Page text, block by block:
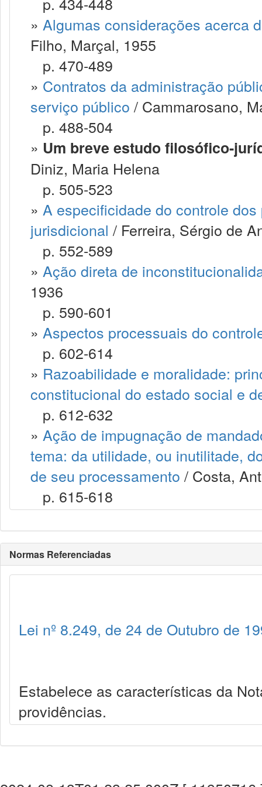
» Algumas considerações acerca
Filho, Marçal, 1955
p. 470-489
» Contratos da administração
serviço público / Cammarosano,
p. 488-504
» Um breve estudo filosófico-
Diniz, Maria Helena
p. 505-523
» A especificidade do controle
jurisdicional / Ferreira, Sérgio de
p. 552-589
» Ação direta de
1936
p. 590-601
» Aspectos processuais do
p. 602-614
» Razoabilidade e moralidade:
constitucional do estado social e
p. 612-632
» Ação de impugnação de
tema: da utilidade, ou inutilitade,
de seu processamento / Costa,
p. 615-618
Normas Referenciadas
Lei nº 8.249, de 24 de Outubro de
Estabelece as características da
providências.